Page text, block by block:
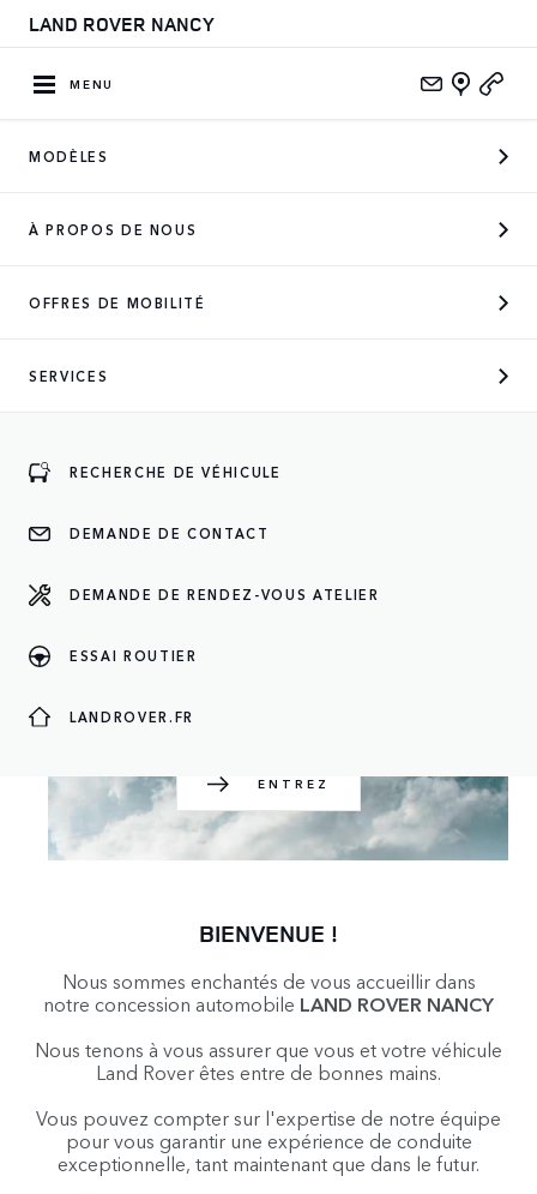
LAND ROVER NANCY
MENU
MODÈLES
À PROPOS DE NOUS
OFFRES DE MOBILITÉ
SERVICES
RECHERCHE DE VÉHICULE
DEMANDE DE CONTACT
DEMANDE DE RENDEZ-VOUS ATELIER
ESSAI ROUTIER
LANDROVER.FR
DES MARQUES SUIVANTES
ENTREZ
BIENVENUE !
Nous sommes enchantés de vous accueillir dans
notre concession automobile LAND ROVER NANCY
Nous tenons à vous assurer que vous et votre véhicule
Land Rover êtes entre de bonnes mains.
Vous pouvez compter sur l'expertise de notre équipe
pour vous garantir une expérience de conduite
exceptionnelle, tant maintenant que dans le futur.